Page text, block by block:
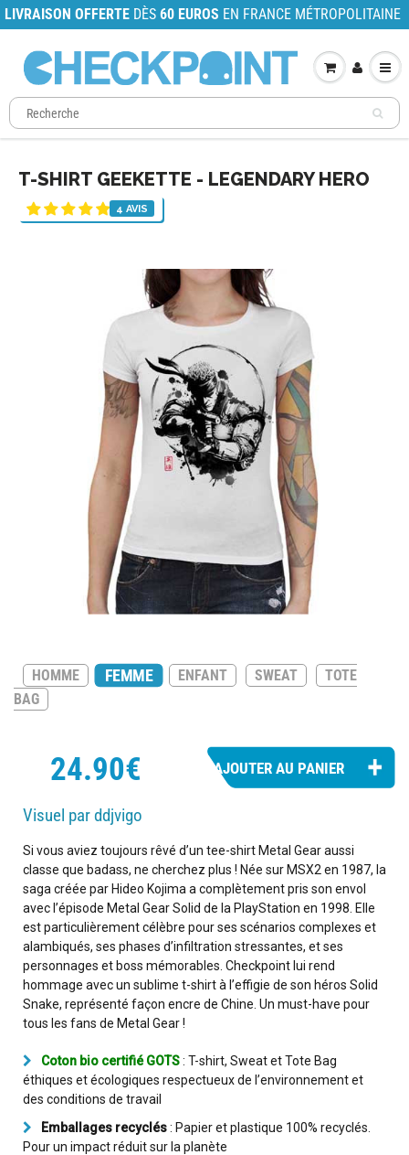
LIVRAISON OFFERTE DÈS 60 EUROS EN FRANCE MÉTROPOLITAINE
T-SHIRT GEEKETTE - LEGENDARY HERO
4 AVIS
HOMME FEMME ENFANT SWEAT
TOTE
BAG
24.90€
Visuel par ddjvigo
Si vous aviez toujours rêvé d’un tee-shirt Metal Gear aussi
classe que badass, ne cherchez plus ! Née sur MSX2 en 1987, la
saga créée par Hideo Kojima a complètement pris son envol
avec l’épisode Metal Gear Solid de la PlayStation en 1998. Elle
est particulièrement célèbre pour ses scénarios complexes et
alambiqués, ses phases d’infiltration stressantes, et ses
personnages et boss mémorables. Checkpoint lui rend
hommage avec un sublime t-shirt à l’effigie de son héros Solid
Snake, représenté façon encre de Chine. Un must-have pour
tous les fans de Metal Gear !
Coton bio certifié GOTS: T-shirt, Sweat et Tote Bag
éthiques et écologiques respectueux de l’environnement et
des conditions de travail
Emballages recyclés: Papier et plastique 100% recyclés.
Pour un impact réduit sur la planète